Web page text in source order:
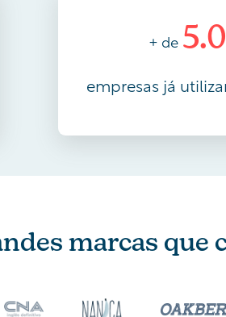
+ de
empresas já
marcas